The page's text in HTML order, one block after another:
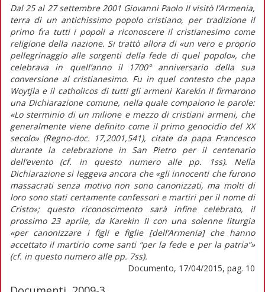
Dal 25 al 27 settembre 2001 Giovanni Paolo II visitò l’Armenia,
terra di un antichissimo popolo cristiano, per tradizione il
primo fra tutti i popoli a riconoscere il cristianesimo come
religione della nazione. Si trattò allora di «un vero e proprio
pellegrinaggio alle sorgenti della fede di quel popolo», che
celebrava in quell’anno il 1700° anniversario della sua
conversione al cristianesimo. Fu in quel contesto che papa
Woytjla e il catholicos di tutti gli armeni Karekin II firmarono
una Dichiarazione comune, nella quale compaiono le parole:
«Lo sterminio di un milione e mezzo di cristiani armeni, che
generalmente viene definito come il primo genocidio del XX
secolo» (Regno-doc. 17,2001,541), citate da papa Francesco
durante la celebrazione in San Pietro per il centenario
dell’evento (cf. in questo numero alle pp. 1ss). Nella
Dichiarazione si leggeva ancora che «gli innocenti che furono
massacrati senza motivo non sono canonizzati, ma molti di
loro sono stati certamente confessori e martiri per il nome di
Cristo»; questo riconoscimento sarà infine celebrato, il
prossimo 23 aprile, da Karekin II con una solenne liturgia
«per canonizzare i figli e figlie [dell’Armenia] che hanno
accettato il martirio come santi “per la fede e per la patria”»
(cf. in questo numero alle pp. 7ss).
Documento, 17/04/2015, pag. 10